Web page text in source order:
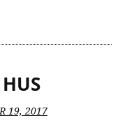
19, 2017